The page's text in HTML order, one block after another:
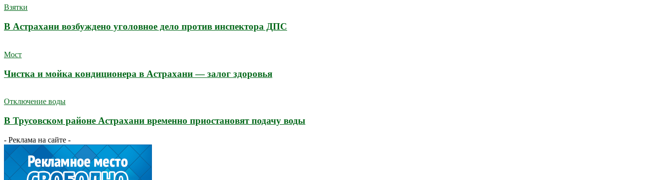
Взятки
В Астрахани возбуждено уголовное дело против инспектора ДПС
Мост
Чистка и мойка кондиционера в Астрахани — залог здоровья
Отключение воды
В Трусовском районе Астрахани временно приостановят подачу воды
- Реклама на сайте -